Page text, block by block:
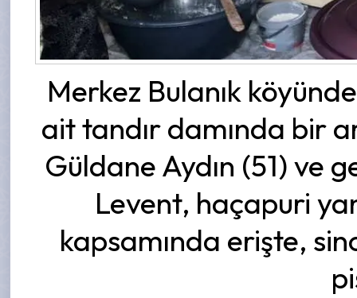
Merkez Bulanık
ait tandır damında bir
Güldane Aydın (51) ve
Levent, haçapuri
kapsamında erişte,